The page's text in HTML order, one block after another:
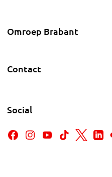
Omroep Brabant
Contact
Social